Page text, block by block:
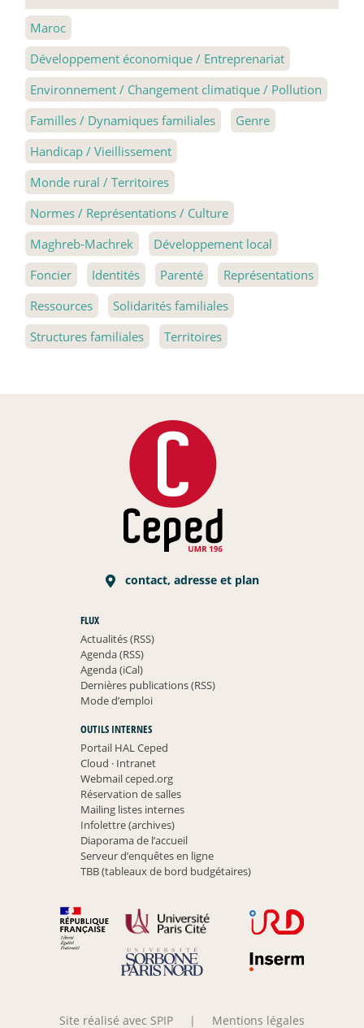
Maroc
Développement économique / Entreprenariat
Environnement / Changement climatique / Pollution
Familles / Dynamiques familiales
Genre
Handicap / Vieillissement
Monde rural / Territoires
Normes / Représentations / Culture
Maghreb-Machrek
Développement local
Foncier
Identités Parenté
Représentations
Ressources
Solidarités familiales
Structures familiales
Territoires
contact, adresse et plan
FLUX
Actualités (RSS)
Agenda (RSS)
Agenda (iCal)
Dernières publications (RSS)
Mode d’emploi
OUTILS INTERNES
Portail HAL Ceped
Cloud ·Intranet
Webmail ceped.org
Réservation de salles
Mailing listes internes
Infolettre (archives)
Diaporama de l’accueil
Serveur d’enquêtes en ligne
TBB (tableaux de bord budgétaires)
Site réalisé avec SPIP | Mentions légales